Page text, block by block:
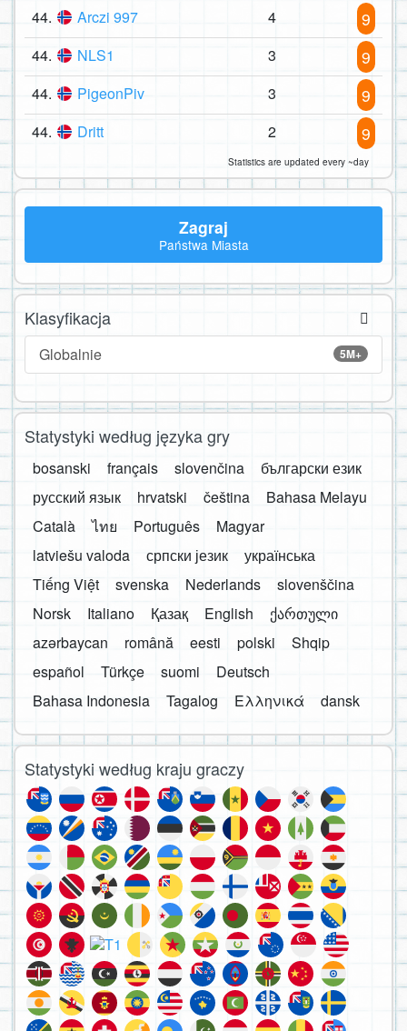
44. Arczi 997 4 9
44. NLS1 3 9
44. PigeonPiv 3 9
44. Dritt 2 9
Statistics are updated every ~day
Zagraj
Państwa Miasta
Klasyfikacja
5M+
Globalnie
Statystyki według języka gry
bosanski français slovenčina
български език
русский язык
hrvatski čeština
Bahasa Melayu
Català
ไทย Português
Magyar
latviešu valoda
српски језик
українська
Tiếng Việt
svenska Nederlands
slovenščina
Norsk
Italiano Қазақ English
ქართული
azərbaycan
română eesti polski
Shqip
español
Türkçe suomi
Deutsch
Bahasa Indonesia
Tagalog Ελληνικά dansk
Statystyki według kraju graczy